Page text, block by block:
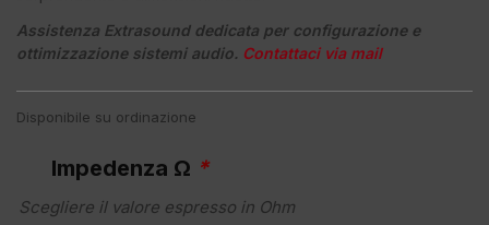
Assistenza Extrasound dedicata per configurazione e
ottimizzazione sistemi audio. Contattaci via mail
Disponibile su ordinazione
Impedenza Ω *
Scegliere il valore espresso in Ohm